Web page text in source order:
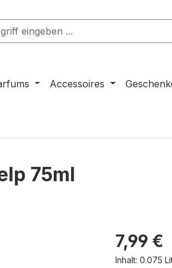
Accessoires
75ml
Regulärer
7,99 €
Inhalt: 0.075